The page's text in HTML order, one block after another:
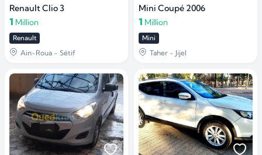
Renault Clio 3
1 Million
Renault
Ain-Roua - Sétif
Mini Coupé 2006
1 Million
Mini
Taher - Jijel